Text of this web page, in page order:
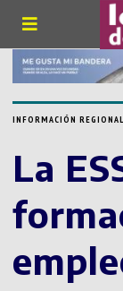
INFORMACIÓN REGIONAL
La